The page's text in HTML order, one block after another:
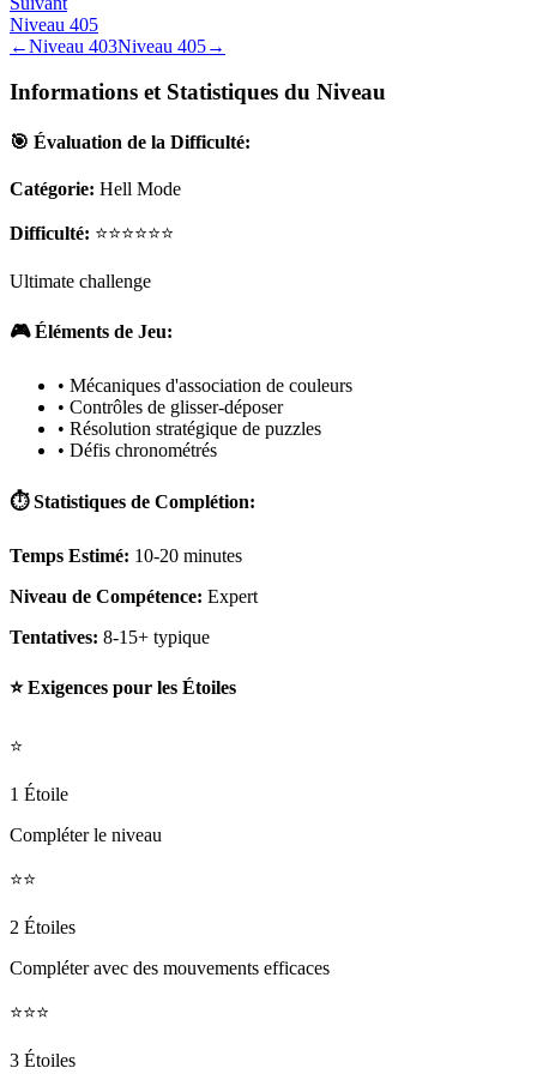
Niveau 405
←Niveau 403Niveau 405→
Informations et Statistiques du Niveau
🎯 Évaluation de la Difficulté:
Catégorie: Hell Mode
Difficulté: ⭐⭐⭐⭐⭐⭐
Ultimate challenge
🎮 Éléments de Jeu:
• Mécaniques d'association de couleurs
• Contrôles de glisser-déposer
• Résolution stratégique de puzzles
• Défis chronométrés
⏱️ Statistiques de Complétion:
Temps Estimé: 10-20 minutes
Niveau de Compétence: Expert
Tentatives: 8-15+ typique
⭐ Exigences pour les Étoiles
⭐
1 Étoile
Compléter le niveau
⭐⭐
2 Étoiles
Compléter avec des mouvements efficaces
⭐⭐⭐
3 Étoiles